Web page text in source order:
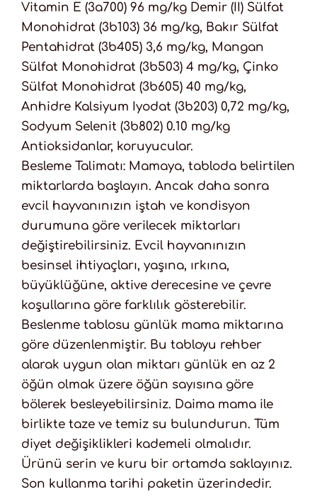
Vitamin E (3a700) 96 mg/kg Demir (II) Sülfat
Monohidrat (3b103) 36 mg/kg, Bakır Sülfat
Pentahidrat (3b405) 3,6 mg/kg, Mangan
Sülfat Monohidrat (3b503) 4 mg/kg, Çinko
Sülfat Monohidrat (3b605) 40 mg/kg,
Anhidre Kalsiyum Iyodat (3b203) 0,72 mg/kg,
Sodyum Selenit (3b802) 0.10 mg/kg
Antioksidanlar, koruyucular.
Besleme Talimatı: Mamaya, tabloda belirtilen
miktarlarda başlayın. Ancak daha sonra
evcil hayvanınızın iştah ve kondisyon
durumuna göre verilecek miktarları
değiştirebilirsiniz. Evcil hayvanınızın
besinsel ihtiyaçları, yaşına, ırkına,
büyüklüğüne, aktive derecesine ve çevre
koşullarına göre farklılık gösterebilir.
Beslenme tablosu günlük mama miktarına
göre düzenlenmiştir. Bu tabloyu rehber
alarak uygun olan miktarı günlük en az 2
öğün olmak üzere öğün sayısına göre
bölerek besleyebilirsiniz. Daima mama ile
birlikte taze ve temiz su bulundurun. Tüm
diyet değişiklikleri kademeli olmalıdır.
Ürünü serin ve kuru bir ortamda saklayınız.
Son kullanma tarihi paketin üzerindedir.